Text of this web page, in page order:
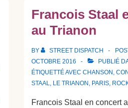
Francois Staal
au Trianon
BY STREET DISPATCH
OCTOBRE 2016
PUBLIÉ
ÉTIQUETTÉ AVEC CHANSON ,
STAAL, LE TRIANON , PARIS,
Francois Staal en concert